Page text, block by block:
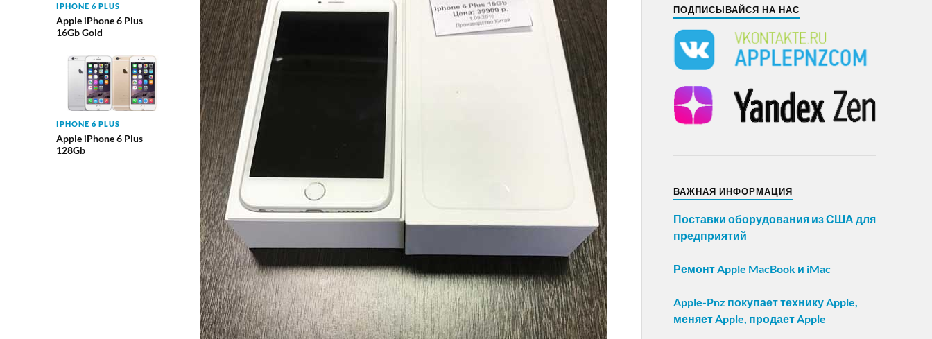
IPHONE 6 PLUS
Apple iPhone 6 Plus
16Gb Gold
IPHONE 6 PLUS
Apple iPhone 6 Plus
128Gb
ПОДПИСЫВАЙСЯ НА НАС
ВАЖНАЯ ИНФОРМАЦИЯ
Поставки оборудования из США для
предприятий
Ремонт Apple MacBook и iMac
Apple-Pnz покупает технику Apple,
меняет Apple, продает Apple